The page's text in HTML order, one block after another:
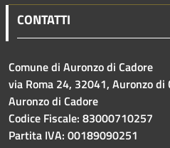
CONTATTI
Comune di Auronzo di Cadore
via Roma 24, 32041, Auronzo
Auronzo di Cadore
Codice Fiscale: 83000710257
Partita IVA: 00189090251